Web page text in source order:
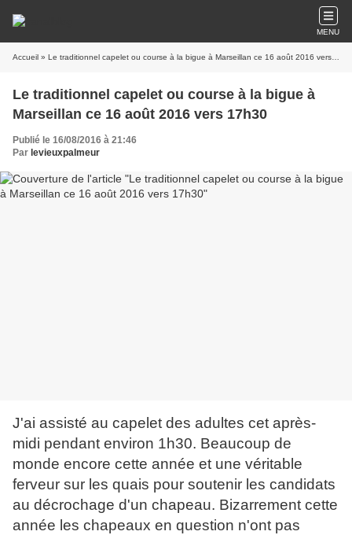
MENU
Accueil » Le traditionnel capelet ou course à la bigue à Marseillan ce 16 août 2016 vers 17h30
Le traditionnel capelet ou course à la bigue à
Marseillan ce 16 août 2016 vers 17h30
Publié le 16/08/2016 à 21:46
Par levieuxpalmeur
J'ai assisté au capelet des adultes cet après-
midi pendant environ 1h30. Beaucoup de
monde encore cette année et une véritable
ferveur sur les quais pour soutenir les candidats
au décrochage d'un chapeau. Bizarrement cette
année les chapeaux en question n'ont pas